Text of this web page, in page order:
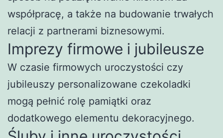
współpracę, a także na budowanie trwałych
relacji z partnerami biznesowymi.
Imprezy firmowe i jubileusze
W czasie firmowych uroczystości czy
jubileuszy personalizowane czekoladki
mogą pełnić rolę pamiątki oraz
dodatkowego elementu dekoracyjnego.